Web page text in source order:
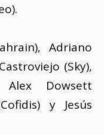
Adriano
(Sky),
Alex Dowsett
y Jesús